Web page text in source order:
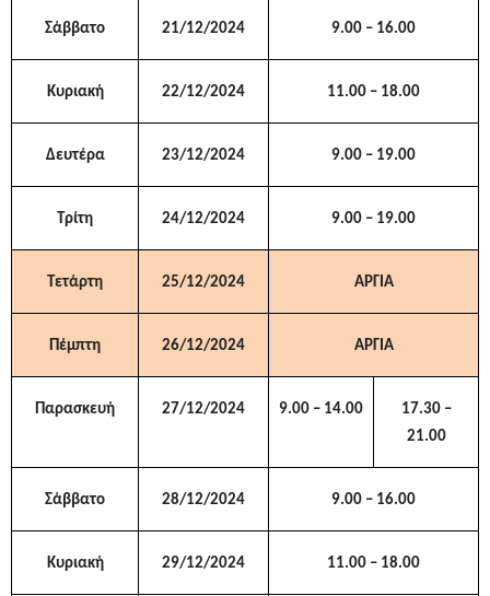
Σάββατο 21/12/2024 9.00 – 16.00
Κυριακή 22/12/2024 11.00 – 18.00
Δευτέρα 23/12/2024 9.00 – 19.00
Τρίτη 24/12/2024 9.00 – 19.00
Τετάρτη 25/12/2024 ΑΡΓΙΑ
Πέμπτη 26/12/2024 ΑΡΓΙΑ
Παρασκευή 27/12/2024 9.00 – 14.00
17.30 –
21.00
Σάββατο 28/12/2024 9.00 – 16.00
Κυριακή 29/12/2024 11.00 – 18.00